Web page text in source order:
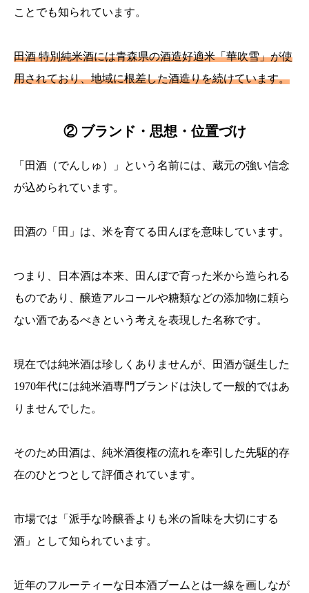
ことでも知られています。
田酒 特別純米酒には青森県の酒造好適米「華吹雪」が使
用されており、地域に根差した酒造りを続けています。
② ブランド・思想・位置づけ
「田酒（でんしゅ）」という名前には、蔵元の強い信念
が込められています。
田酒の「田」は、米を育てる田んぼを意味しています。
つまり、日本酒は本来、田んぼで育った米から造られる
ものであり、醸造アルコールや糖類などの添加物に頼ら
ない酒であるべきという考えを表現した名称です。
現在では純米酒は珍しくありませんが、田酒が誕生した
1970年代には純米酒専門ブランドは決して一般的ではあ
りませんでした。
そのため田酒は、純米酒復権の流れを牽引した先駆的存
在のひとつとして評価されています。
市場では「派手な吟醸香よりも米の旨味を大切にする
酒」として知られています。
近年のフルーティーな日本酒ブームとは一線を画しなが